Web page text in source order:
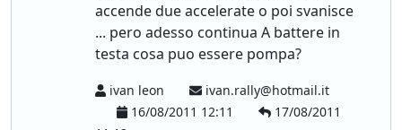
accende due accelerate o poi svanisce
... pero adesso continua A battere in
testa cosa puo essere pompa?
ivan leon
ivan.rally@hotmail.it
16/08/2011 12:11
17/08/2011